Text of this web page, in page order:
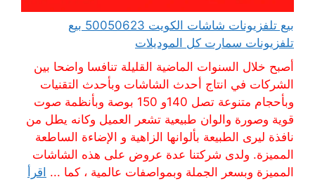
بيع تلفزيونات شاشات الكويت 50050623 بيع
تلفزيونات سمارت كل الموديلات
أصبح خلال السنوات الماضية القليلة تنافسا واضحا بين
الشركات في انتاج أحدث الشاشات وبأحدث التقنيات
وبأحجام متنوعة تصل 140و 150 بوصة وبأنظمة صوت
قوية وصورة والوان طبيعية تشعر العميل وكانه يطل من
نافذة ليرى الطبيعة بألوانها الزاهية و الإضاءة الساطعة
المميزة. ولدى شركتنا عدة عروض على هذه الشاشات
المميزة وبسعر الجملة وبمواصفات عالمية ، كما ... اقرأ